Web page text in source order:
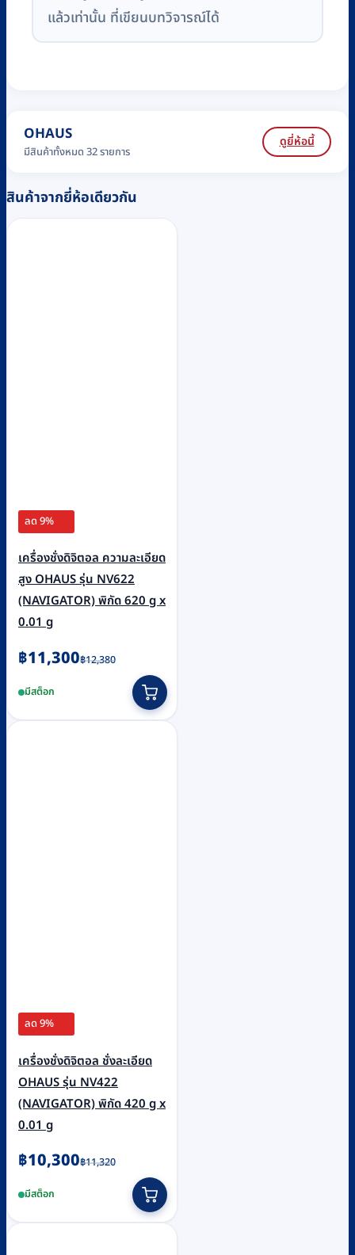
แล้วเท่านั้น ที่เขียนบทวิจารณ์ได้
OHAUS
มีสินค้าทั้งหมด 32 รายการ
ดูยี่ห้อนี้
สินค้าจากยี่ห้อเดียวกัน
ลด 9%
เครื่องชั่งดิจิตอล ความละเอียด
สูง OHAUS รุ่น NV622
(NAVIGATOR) พิกัด 620 g x
0.01 g
฿12,380
Original
was:
฿12,380.
฿11,300
Current
is:
฿11,300.
มีสต็อก
ลด 9%
เครื่องชั่งดิจิตอล ชั่งละเอียด
OHAUS รุ่น NV422
(NAVIGATOR) พิกัด 420 g x
0.01 g
฿11,320
Original
was:
฿11,320.
฿10,300
Current
is:
฿10,300.
มีสต็อก